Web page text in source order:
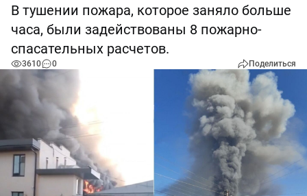
В тушении пожара, которое заняло больше
часа, были задействованы 8 пожарно-
спасательных расчетов.
3610 0 Поделиться